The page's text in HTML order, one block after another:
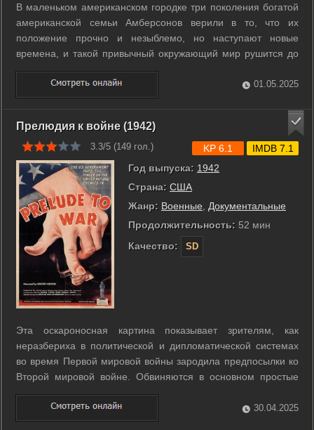
В маленьком американском городке три поколения богатой
американской семьи Амберсонов верили в то, что их
положение прочно и незыблемо, но наступают новые
времена, и такой привычный окружающий мир рушится до
основания. r r Избалованный и легкомысленный юный
Джордж Амберсон после смерти отца совсем «теряет
голову» от свалившегося на него богатства. ...
01.05.2025
Прелюдия к войне (1942)
3.3/5 (149 гол.)
Год выпуска: 1942
Страна: США
Жанр: Военные
Документальные
Продолжительность: 52 мин
Качество:
SD
KP 6.1 IMDB 7.1
Эта оскароносная картина показывает зрителям, как
неразбериха в политической и дипломатической системах
во время Первой мировой войны зародила предпосылки ко
Второй мировой войне. Обвиняются в основном простые
жители США, которые искренне верили, что проблемы
остального мира никогда не коснутся их. Пока Америка
находится в бездействии, Япония и ...
30.04.2025